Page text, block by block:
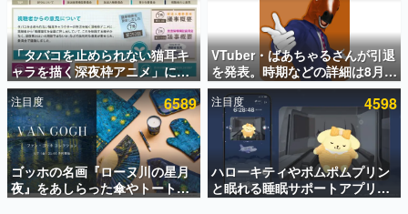
ゲームの企画書
名作ゲームクリエイターの方々に製作時のエピソードをお
聞きし、ヒットする企画（ゲーム）とは何か？を探ってい
きます。
赫本
この物語を解いてはいけない。『赫本』は、〈試験問題〉
の形をした短編ホラー小説集です。
新世代に訊く
これからのデジタルゲーム市場を担う若きクリエイター達
の姿を追い、彼らのルーツと情熱を探っていきます。
「タバコを止められない猫耳キ
ャラを描く深夜枠アニメ」に視
聴者の一部から批判意見。違法
薬物の使用と思しき描写も含め
て、BPOが議論を交わす
VTuber・ばあちゃるさんが引退
を発表。時期などの詳細は8月9
日15時からの配信で説明
注目度 6589
ゴッホの名画『ローヌ川の星月
夜』をあしらった傘やトートバ
ッグなどが登場。8月7日21時よ
注目度 4598
ハローキティやポムポムプリン
と眠れる睡眠サポートアプリ
『ゆめたび』が配信中。キャラ